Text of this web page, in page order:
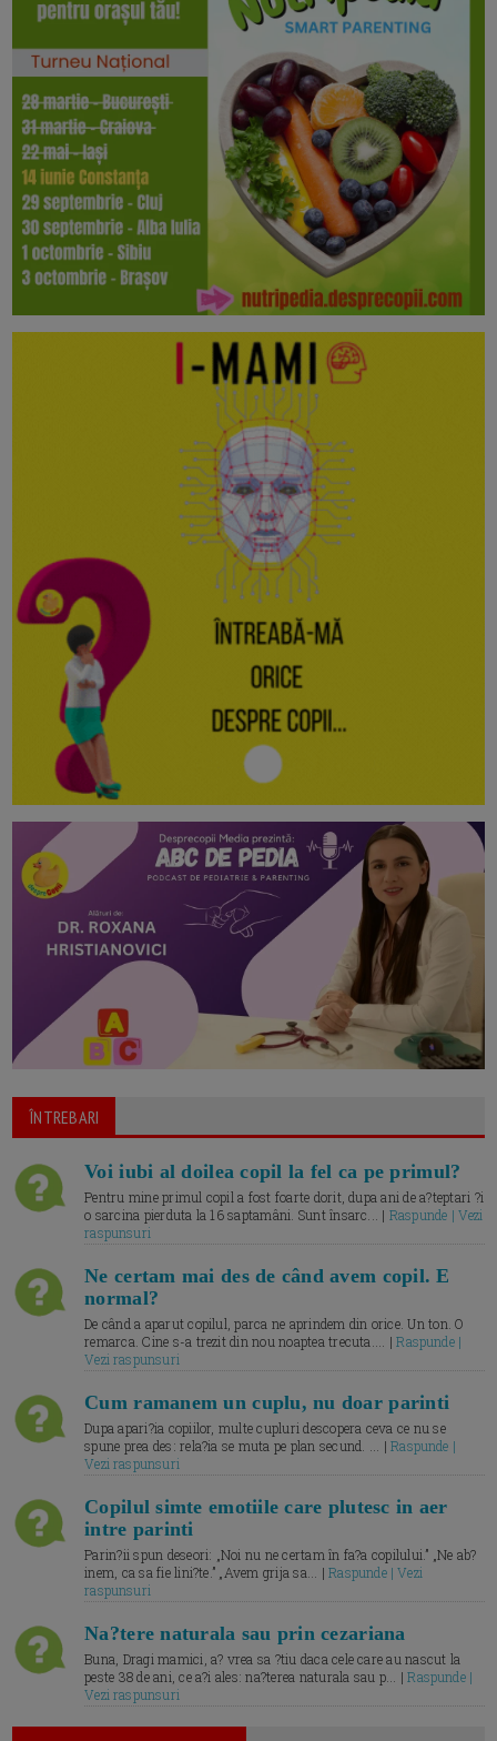
ÎNTREBARI
Voi iubi al doilea copil la fel ca pe primul?
Pentru mine primul copil a fost foarte dorit, dupa ani de a?teptari ?i
o sarcina pierduta la 16 saptamâni. Sunt însarc... | Raspunde | Vezi
raspunsuri
Ne certam mai des de când avem copil. E
normal?
De când a aparut copilul, parca ne aprindem din orice. Un ton. O
remarca. Cine s-a trezit din nou noaptea trecuta.... |Raspunde |
Vezi raspunsuri
Cum ramanem un cuplu, nu doar parinti
Dupa apari?ia copiilor, multe cupluri descopera ceva ce nu se
spune prea des: rela?ia se muta pe plan secund. ... |Raspunde |
Vezi raspunsuri
Copilul simte emotiile care plutesc in aer
intre parinti
Parin?ii spun deseori: „Noi nu ne certam în fa?a copilului.” „Ne ab?
inem, ca sa fie lini?te.” „Avem grija sa... |Raspunde | Vezi
raspunsuri
Na?tere naturala sau prin cezariana
Buna, Dragi mamici, a? vrea sa ?tiu daca cele care au nascut la
peste 38 de ani, ce a?i ales: na?terea naturala sau p... |Raspunde |
Vezi raspunsuri